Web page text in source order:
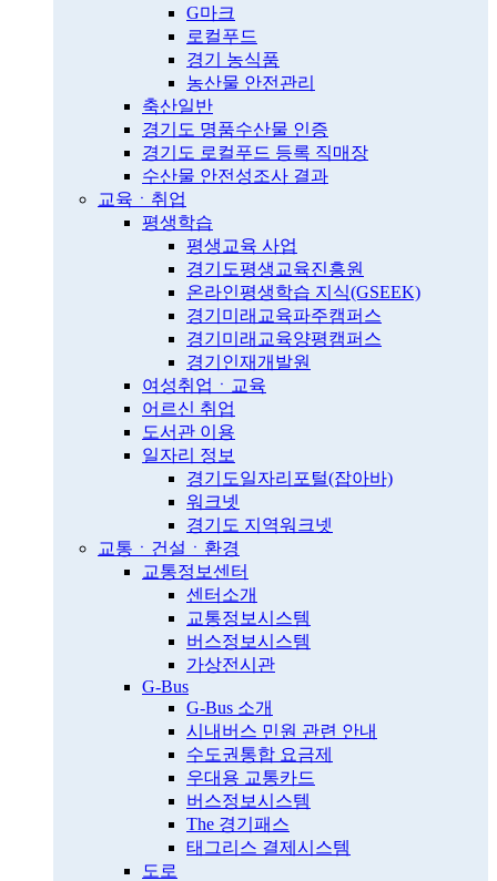
G마크
로컬푸드
경기 농식품
농산물 안전관리
축산일반
경기도 명품수산물 인증
경기도 로컬푸드 등록 직매장
수산물 안전성조사 결과
교육ㆍ취업
평생학습
평생교육 사업
경기도평생교육진흥원
온라인평생학습 지식(GSEEK)
경기미래교육파주캠퍼스
경기미래교육양평캠퍼스
경기인재개발원
여성취업ㆍ교육
어르신 취업
도서관 이용
일자리 정보
경기도일자리포털(잡아바)
워크넷
경기도 지역워크넷
교통ㆍ건설ㆍ환경
교통정보센터
센터소개
교통정보시스템
버스정보시스템
가상전시관
G-Bus
G-Bus 소개
시내버스 민원 관련 안내
수도권통합 요금제
우대용 교통카드
버스정보시스템
The 경기패스
태그리스 결제시스템
도로